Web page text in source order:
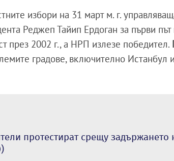
избори на 31 март м. г.
Реджеп Тайип Ердоган за първи
през 2002 г., а НРП излезе победител.
градове, включително Истанбул
протестират срещу задържането